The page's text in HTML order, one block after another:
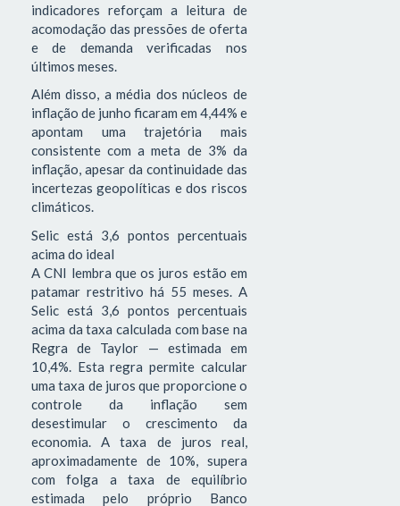
indicadores reforçam a leitura de
acomodação das pressões de oferta
e de demanda verificadas nos
últimos meses.
Além disso, a média dos núcleos de
inflação de junho ficaram em 4,44% e
apontam uma trajetória mais
consistente com a meta de 3% da
inflação, apesar da continuidade das
incertezas geopolíticas e dos riscos
climáticos.
Selic está 3,6 pontos percentuais
acima do ideal
A CNI lembra que os juros estão em
patamar restritivo há 55 meses. A
Selic está 3,6 pontos percentuais
acima da taxa calculada com base na
Regra de Taylor — estimada em
10,4%. Esta regra permite calcular
uma taxa de juros que proporcione o
controle da inflação sem
desestimular o crescimento da
economia. A taxa de juros real,
aproximadamente de 10%, supera
com folga a taxa de equilíbrio
estimada pelo próprio Banco